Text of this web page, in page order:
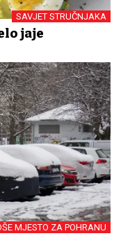
SAVJET STRUČNJAKA
jaje
MJESTO ZA POHRANU